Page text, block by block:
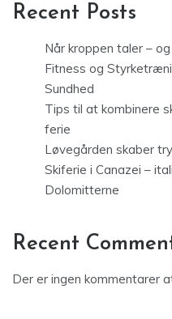
Recent Posts
Når kroppen taler –
Fitness og
Sundhed
Tips til at kombinere
ferie
Løvegården skaber
Skiferie i Canazei –
Dolomitterne
Recent
Der er ingen kommentarer